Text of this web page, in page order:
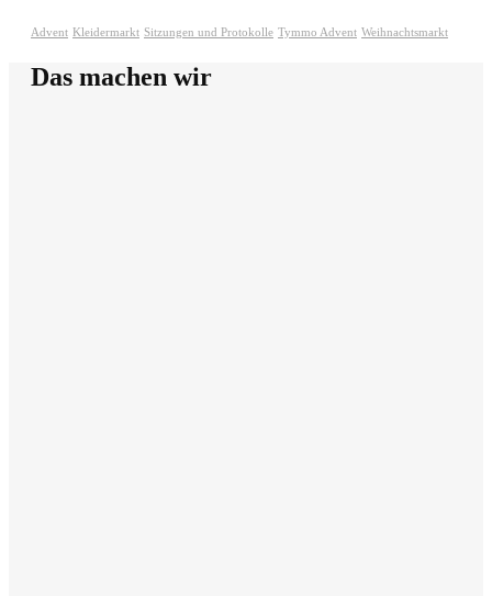
Advent Kleidermarkt Sitzungen und Protokolle Tymmo Advent Weihnachtsmarkt
Das machen wir